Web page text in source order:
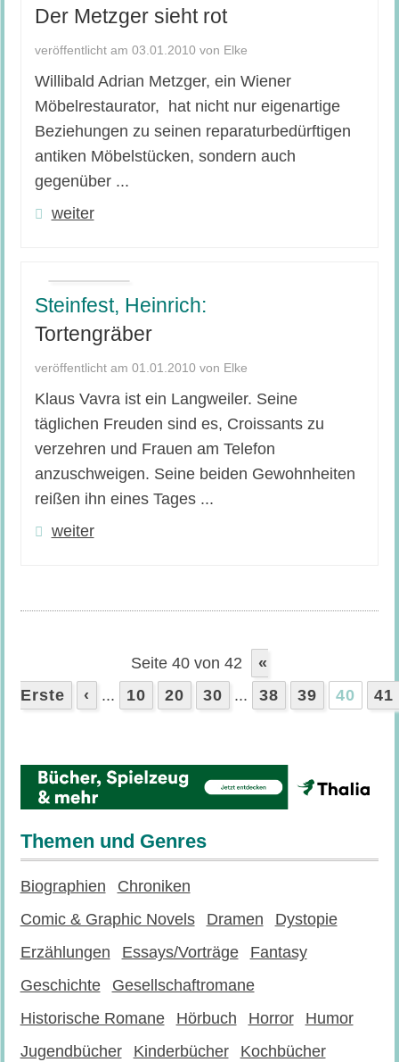
Der Metzger sieht rot
veröffentlicht am 03.01.2010 von Elke
Willibald Adrian Metzger, ein Wiener
Möbelrestaurator, hat nicht nur eigenartige
Beziehungen zu seinen reparaturbedürftigen
antiken Möbelstücken, sondern auch
gegenüber ...
weiter
Steinfest, Heinrich:
Tortengräber
veröffentlicht am 01.01.2010 von Elke
Klaus Vavra ist ein Langweiler. Seine
täglichen Freuden sind es, Croissants zu
verzehren und Frauen am Telefon
anzuschweigen. Seine beiden Gewohnheiten
reißen ihn eines Tages ...
weiter
Seite 40 von 42
«
Erste
‹ ... 10 20 30 ... 38 39 40 41
Themen und Genres
Biographien
Chroniken
Comic & Graphic Novels
Dramen
Dystopie
Erzählungen
Essays/Vorträge
Fantasy
Geschichte
Gesellschaftromane
Historische Romane
Hörbuch Horror
Humor
Jugendbücher
Kinderbücher Kochbücher